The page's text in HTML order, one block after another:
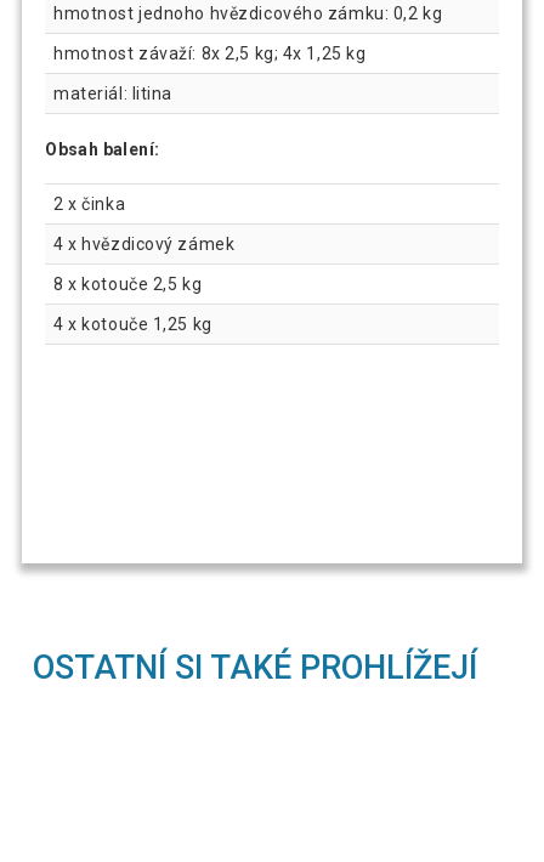
hmotnost jednoho hvězdicového zámku: 0,2 kg
hmotnost závaží: 8x 2,5 kg; 4x 1,25 kg
materiál: litina
Obsah balení:
2 x činka
4 x hvězdicový zámek
8 x kotouče 2,5 kg
4 x kotouče 1,25 kg
OSTATNÍ SI TAKÉ PROHLÍŽEJÍ